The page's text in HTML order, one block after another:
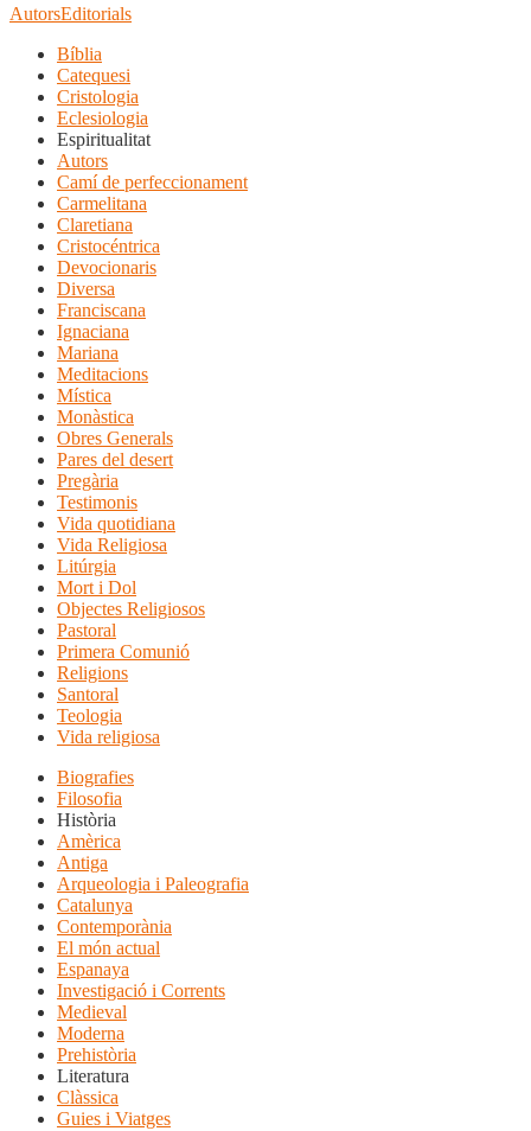
AutorsEditorials
Bíblia
Catequesi
Cristologia
Eclesiologia
Espiritualitat
Autors
Camí de perfeccionament
Carmelitana
Claretiana
Cristocéntrica
Devocionaris
Diversa
Franciscana
Ignaciana
Mariana
Meditacions
Mística
Monàstica
Obres Generals
Pares del desert
Pregària
Testimonis
Vida quotidiana
Vida Religiosa
Litúrgia
Mort i Dol
Objectes Religiosos
Pastoral
Primera Comunió
Religions
Santoral
Teologia
Vida religiosa
Biografies
Filosofia
Història
Amèrica
Antiga
Arqueologia i Paleografia
Catalunya
Contemporània
El món actual
Espanaya
Investigació i Corrents
Medieval
Moderna
Prehistòria
Literatura
Clàssica
Guies i Viatges